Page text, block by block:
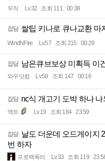
우직 Lv.32 조회 111 00:38
잡담 쌀팁 키나로 큐나교환 마
WindNFire Lv.57 조회 215 00:29
잡담 남은큐브보상 미획득 이
와우닷컴 Lv.58 조회 147 00:16
잡담 nc식 개고기 도박 하나 나
액트 Lv.19 조회 184 23:59
잡담 날도 더운데 오드게이지
번 하자
프로팩폭러 Lv.33 조회 119